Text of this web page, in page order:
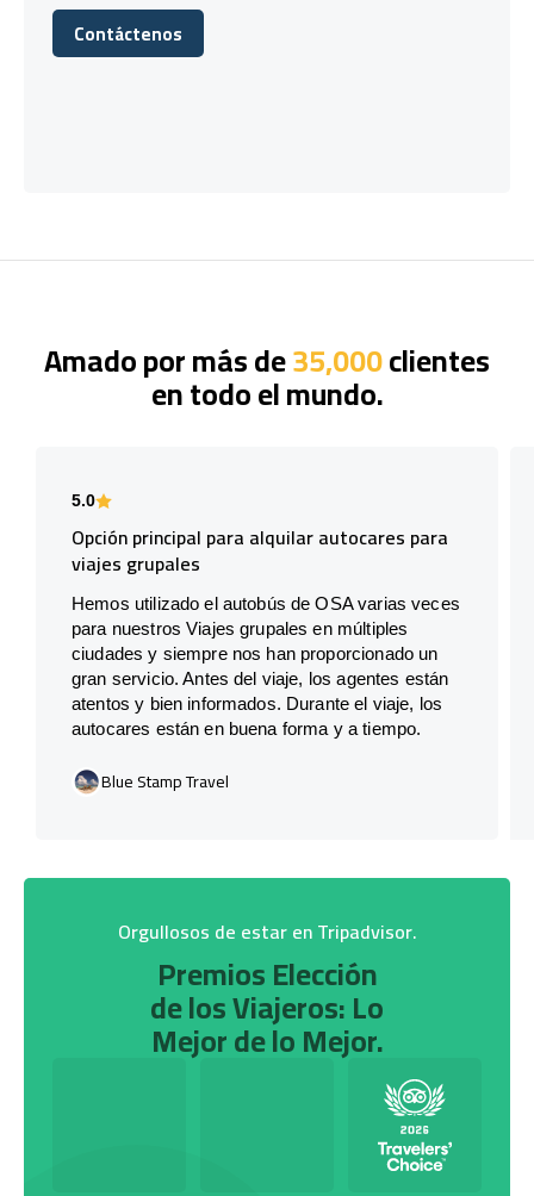
Contáctenos
Contáctenos
Amado por más de35,000clientes
en todo el mundo.
5.0
Opción principal para alquilar autocares para
viajes grupales
Hemos utilizado el autobús de OSA varias veces
para nuestros Viajes grupales en múltiples
ciudades y siempre nos han proporcionado un
gran servicio. Antes del viaje, los agentes están
atentos y bien informados. Durante el viaje, los
autocares están en buena forma y a tiempo.
Blue Stamp Travel
Orgullosos de estar en Tripadvisor.
Premios Elección
de los Viajeros: Lo
Mejor de lo Mejor.